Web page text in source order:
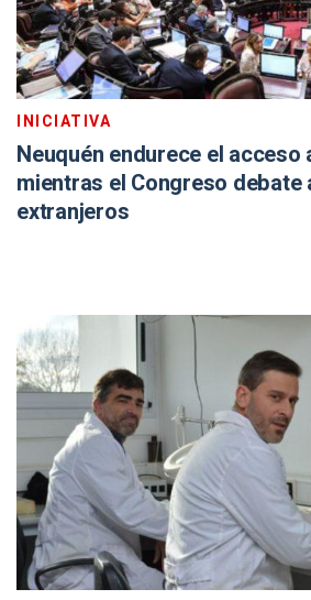
INICIATIVA
Neuquén endurece el
mientras el Congreso debate
extranjeros